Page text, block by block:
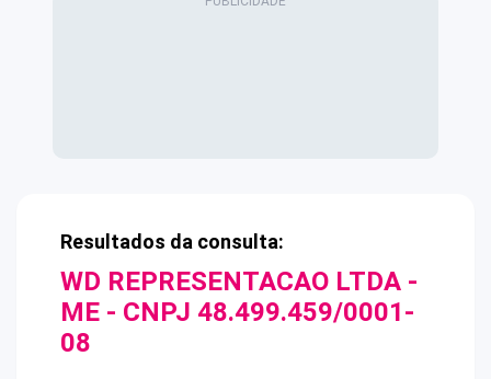
Resultados da consulta:
WD REPRESENTACAO LTDA -
ME - CNPJ 48.499.459/0001-
08